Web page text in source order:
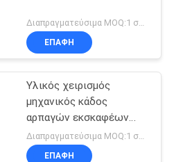
Διαπραγματεύσιμα MOQ:1 σύνολο
ΕΠΑΦΉ
Υλικός χειρισμός
μηχανικός κάδος
αρπαγών εκσκαφέων
Clamshell 2 σχοινιών
Διαπραγματεύσιμα MOQ:1 σύνολο
ΕΠΑΦΉ